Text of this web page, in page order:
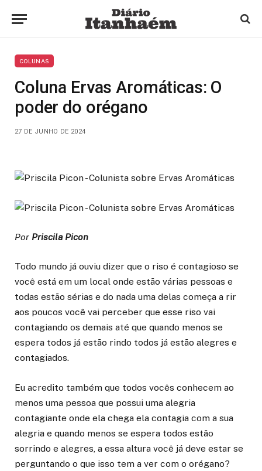
COLUNAS
Coluna Ervas Aromáticas: O
poder do orégano
27 DE JUNHO DE 2024
Por Priscila Picon
Todo mundo já ouviu dizer que o riso é contagioso se
você está em um local onde estão várias pessoas e
todas estão sérias e do nada uma delas começa a rir
aos poucos você vai perceber que esse riso vai
contagiando os demais até que quando menos se
espera todos já estão rindo todos já estão alegres e
contagiados.
Eu acredito também que todos vocês conhecem ao
menos uma pessoa que possui uma alegria
contagiante onde ela chega ela contagia com a sua
alegria e quando menos se espera todos estão
sorrindo e alegres, a essa altura você já deve estar se
perguntando o que isso tem a ver com o orégano?